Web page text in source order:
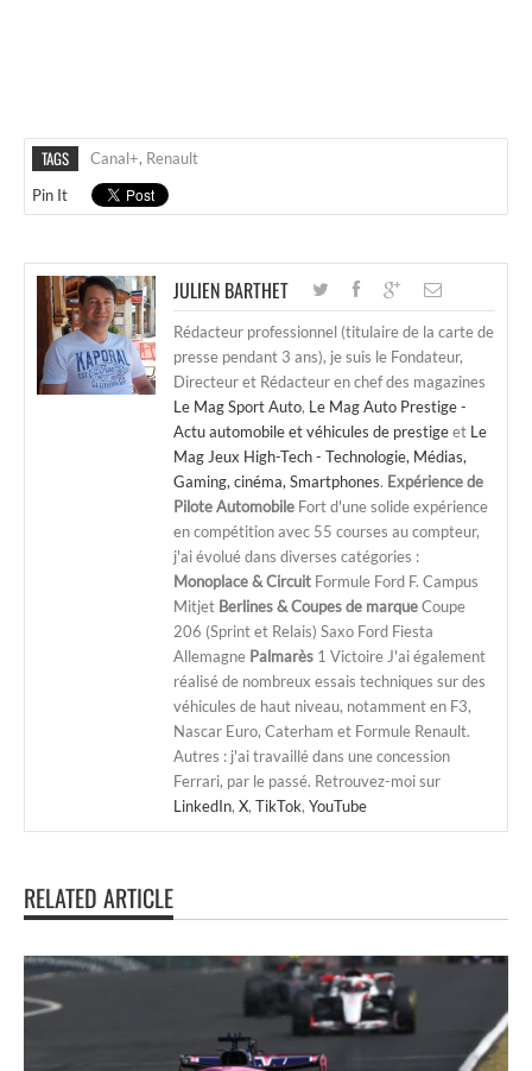
TAGS Canal+, Renault
Pin It
JULIEN BARTHET
Rédacteur professionnel (titulaire de la carte de
presse pendant 3 ans), je suis le Fondateur,
Directeur et Rédacteur en chef des magazines
Le Mag Sport Auto, Le Mag Auto Prestige -
Actu automobile et véhicules de prestigeet Le
Mag Jeux High-Tech - Technologie, Médias,
Gaming, cinéma, Smartphones. Expérience de
Pilote Automobile Fort d'une solide expérience
en compétition avec 55 courses au compteur,
j'ai évolué dans diverses catégories :
Monoplace & Circuit Formule Ford F. Campus
Mitjet Berlines & Coupes de marqueCoupe
206 (Sprint et Relais) Saxo Ford Fiesta
Allemagne Palmarès 1 Victoire J'ai également
réalisé de nombreux essais techniques sur des
véhicules de haut niveau, notamment en F3,
Nascar Euro, Caterham et Formule Renault.
Autres : j'ai travaillé dans une concession
Ferrari, par le passé. Retrouvez-moi sur
LinkedIn, X, TikTok, YouTube
RELATED ARTICLE